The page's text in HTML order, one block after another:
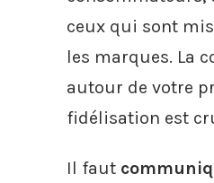
ceux qui sont
les marques. La
autour de votre
fidélisation est
Il faut